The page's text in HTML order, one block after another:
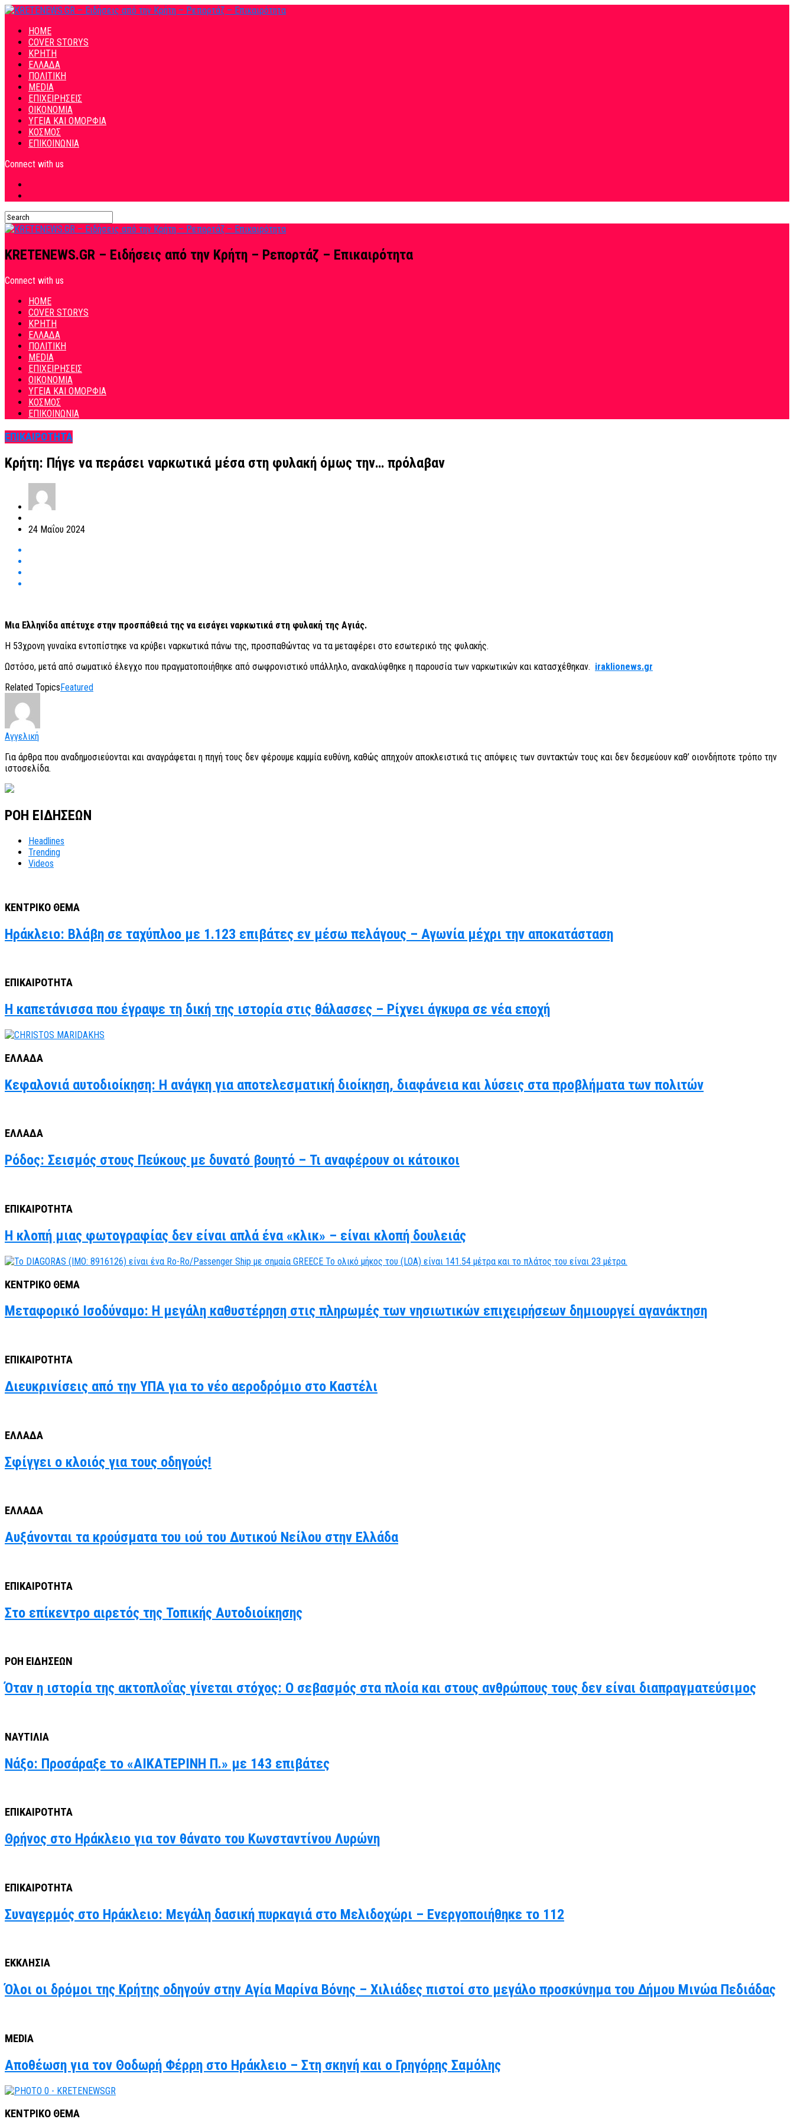
HOME
COVER STORYS
ΚΡΗΤΗ
ΕΛΛΑΔΑ
ΠΟΛΙΤΙΚΗ
MEDIA
ΕΠΙΧΕΙΡΗΣΕΙΣ
ΟΙΚΟΝΟΜΙΑ
ΥΓΕΙΑ ΚΑΙ ΟΜΟΡΦΙΑ
ΚΟΣΜΟΣ
ΕΠΙΚΟΙΝΩΝΙΑ
Connect with us
KRETENEWS.GR – Ειδήσεις από την Κρήτη – Ρεπορτάζ – Επικαιρότητα
Connect with us
HOME
COVER STORYS
ΚΡΗΤΗ
ΕΛΛΑΔΑ
ΠΟΛΙΤΙΚΗ
MEDIA
ΕΠΙΧΕΙΡΗΣΕΙΣ
ΟΙΚΟΝΟΜΙΑ
ΥΓΕΙΑ ΚΑΙ ΟΜΟΡΦΙΑ
ΚΟΣΜΟΣ
ΕΠΙΚΟΙΝΩΝΙΑ
ΕΠΙΚΑΙΡΟΤΗΤΑ
Κρήτη: Πήγε να περάσει ναρκωτικά μέσα στη φυλακή όμως την… πρόλαβαν
24 Μαΐου 2024
Μια Ελληνίδα απέτυχε στην προσπάθειά της να εισάγει ναρκωτικά στη φυλακή της Αγιάς.
Η 53χρονη γυναίκα εντοπίστηκε να κρύβει ναρκωτικά πάνω της, προσπαθώντας να τα μεταφέρει στο εσωτερικό της φυλακής.
Ωστόσο, μετά από σωματικό έλεγχο που πραγματοποιήθηκε από σωφρονιστικό υπάλληλο, ανακαλύφθηκε η παρουσία των ναρκωτικών και κατασχέθηκαν. iraklionews.gr
Related Topics Featured
Αγγελική
Για άρθρα που αναδημοσιεύονται και αναγράφεται η πηγή τους δεν φέρουμε καμμία ευθύνη, καθώς απηχούν αποκλειστικά τις απόψεις των συντακτών τους και δεν δεσμεύουν καθ’ οιονδήποτε τρόπο την
ιστοσελίδα.
ΡΟΗ ΕΙΔΗΣΕΩΝ
Headlines
Trending
Videos
ΚΕΝΤΡΙΚΟ ΘΕΜΑ
Ηράκλειο: Βλάβη σε ταχύπλοο με 1.123 επιβάτες εν μέσω πελάγους – Αγωνία μέχρι την αποκατάσταση
ΕΠΙΚΑΙΡΟΤΗΤΑ
Η καπετάνισσα που έγραψε τη δική της ιστορία στις θάλασσες – Ρίχνει άγκυρα σε νέα εποχή
ΕΛΛΑΔΑ
Κεφαλονιά αυτοδιοίκηση: Η ανάγκη για αποτελεσματική διοίκηση, διαφάνεια και λύσεις στα προβλήματα των πολιτών
ΕΛΛΑΔΑ
Ρόδος: Σεισμός στους Πεύκους με δυνατό βουητό – Τι αναφέρουν οι κάτοικοι
ΕΠΙΚΑΙΡΟΤΗΤΑ
Η κλοπή μιας φωτογραφίας δεν είναι απλά ένα «κλικ» – είναι κλοπή δουλειάς
ΚΕΝΤΡΙΚΟ ΘΕΜΑ
Μεταφορικό Ισοδύναμο: Η μεγάλη καθυστέρηση στις πληρωμές των νησιωτικών επιχειρήσεων δημιουργεί αγανάκτηση
ΕΠΙΚΑΙΡΟΤΗΤΑ
Διευκρινίσεις από την ΥΠΑ για το νέο αεροδρόμιο στο Καστέλι
ΕΛΛΑΔΑ
Σφίγγει ο κλοιός για τους οδηγούς!
ΕΛΛΑΔΑ
Αυξάνονται τα κρούσματα του ιού του Δυτικού Νείλου στην Ελλάδα
ΕΠΙΚΑΙΡΟΤΗΤΑ
Στο επίκεντρο αιρετός της Τοπικής Αυτοδιοίκησης
ΡΟΗ ΕΙΔΗΣΕΩΝ
Όταν η ιστορία της ακτοπλοΐας γίνεται στόχος: Ο σεβασμός στα πλοία και στους ανθρώπους τους δεν είναι διαπραγματεύσιμος
ΝΑΥΤΙΛΙΑ
Νάξο: Προσάραξε το «ΑΙΚΑΤΕΡΙΝΗ Π.» με 143 επιβάτες
ΕΠΙΚΑΙΡΟΤΗΤΑ
Θρήνος στο Ηράκλειο για τον θάνατο του Κωνσταντίνου Λυρώνη
ΕΠΙΚΑΙΡΟΤΗΤΑ
Συναγερμός στο Ηράκλειο: Μεγάλη δασική πυρκαγιά στο Μελιδοχώρι – Ενεργοποιήθηκε το 112
ΕΚΚΛΗΣΙΑ
Όλοι οι δρόμοι της Κρήτης οδηγούν στην Αγία Μαρίνα Βόνης – Χιλιάδες πιστοί στο μεγάλο προσκύνημα του Δήμου Μινώα Πεδιάδας
MEDIA
Αποθέωση για τον Θοδωρή Φέρρη στο Ηράκλειο – Στη σκηνή και ο Γρηγόρης Σαμόλης
ΚΕΝΤΡΙΚΟ ΘΕΜΑ